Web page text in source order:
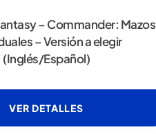
– Commander: Mazos
– Versión a elegir
(Inglés/Español)
VER DETALLES